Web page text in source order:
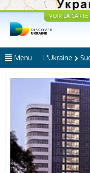
VOIR LA CARTE
Menu L'Ukraine